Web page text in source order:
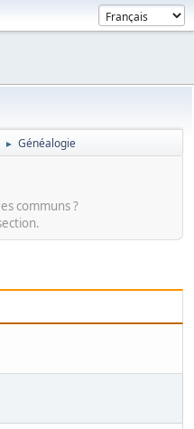
► Généalogie
communs ?